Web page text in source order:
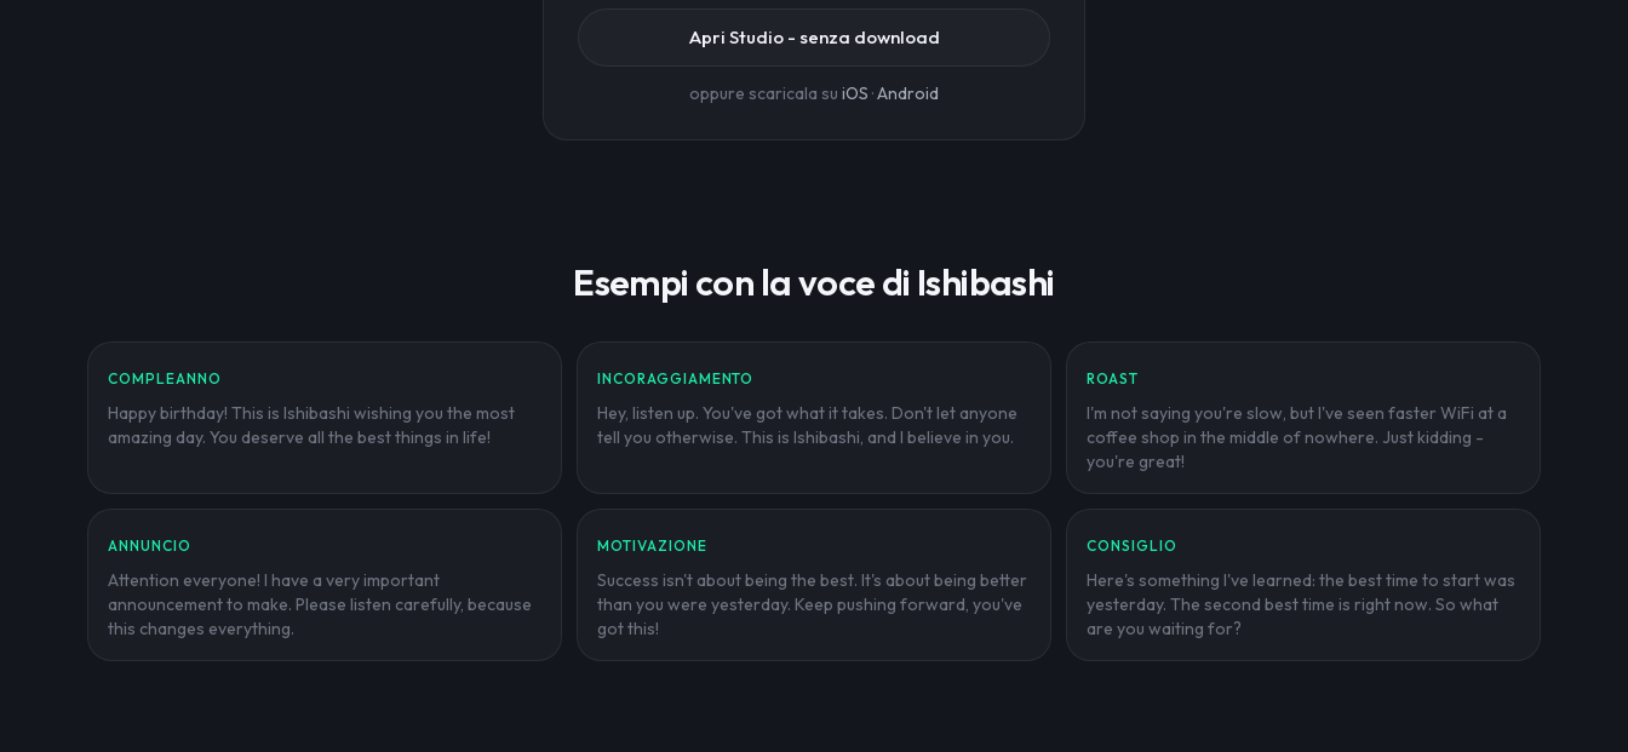
Apri Studio - senza download
oppure scaricala su iOS ·Android
Esempi con la voce di Ishibashi
COMPLEANNO
Happy birthday! This is Ishibashi wishing you the most
amazing day. You deserve all the best things in life!
INCORAGGIAMENTO
Hey, listen up. You've got what it takes. Don't let anyone
tell you otherwise. This is Ishibashi, and I believe in you.
ROAST
I'm not saying you're slow, but I've seen faster WiFi at a
coffee shop in the middle of nowhere. Just kidding -
you're great!
ANNUNCIO
Attention everyone! I have a very important
announcement to make. Please listen carefully, because
this changes everything.
MOTIVAZIONE
Success isn't about being the best. It's about being better
than you were yesterday. Keep pushing forward, you've
got this!
CONSIGLIO
Here's something I've learned: the best time to start was
yesterday. The second best time is right now. So what
are you waiting for?